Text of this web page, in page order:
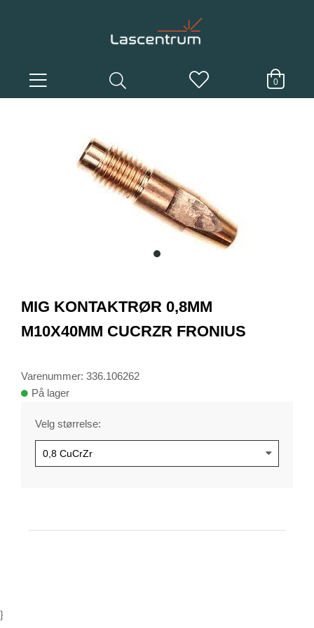
0
item
of
1
MIG KONTAKTRØR 0,8MM
M10X40MM CUCRZR FRONIUS
Varenummer: 336.106262
På lager
Velg størrelse:
}